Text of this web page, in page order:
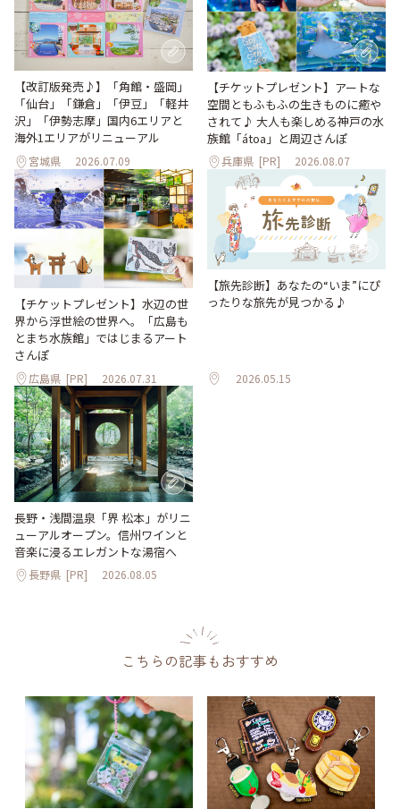
【改訂版発売♪】「角館・盛岡」
「仙台」「鎌倉」「伊豆」「軽井
沢」「伊勢志摩」国内6エリアと
海外1エリアがリニューアル
宮城県 2026.07.09
【チケットプレゼント】アートな
空間ともふもふの生きものに癒や
されて♪ 大人も楽しめる神戸の水
族館「átoa」と周辺さんぽ
兵庫県 [PR] 2026.08.07
【チケットプレゼント】水辺の世
界から浮世絵の世界へ。「広島も
とまち水族館」ではじまるアート
さんぽ
広島県 [PR] 2026.07.31
【旅先診断】あなたの“いま”にぴ
ったりな旅先が見つかる♪
2026.05.15
長野・浅間温泉「界 松本」がリニ
ューアルオープン。信州ワインと
音楽に浸るエレガントな湯宿へ
長野県 [PR] 2026.08.05
こちらの記事もおすすめ